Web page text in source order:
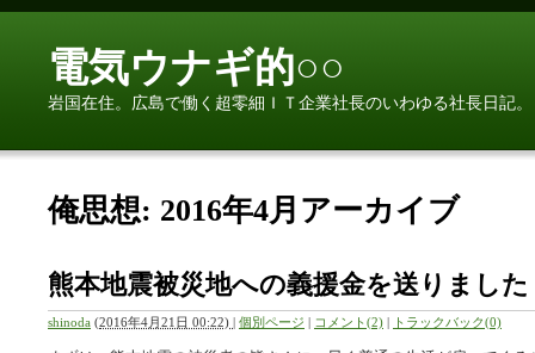
電気ウナギ的○○
岩国在住。広島で働く超零細ＩＴ企業社長のいわゆる社長日記。
俺思想: 2016年4月アーカイブ
熊本地震被災地への義援金を送りました
shinoda (2016年4月21日 00:22) | 個別ページ | コメント(2) | トラックバック(0)